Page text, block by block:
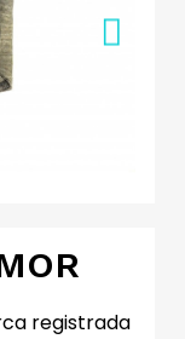
registrada